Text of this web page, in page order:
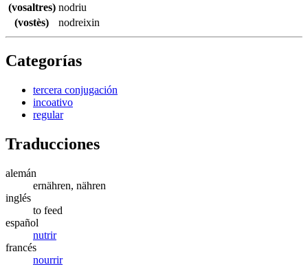
(vosaltres) nodriu
(vostès)
nodreixin
Categorías
tercera conjugación
incoativo
regular
Traducciones
alemán
ernähren, nähren
inglés
to feed
español
nutrir
francés
nourrir